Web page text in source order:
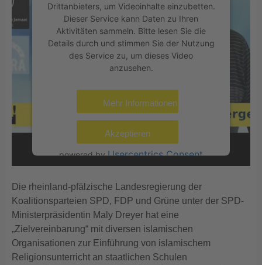
Drittanbieters, um Videoinhalte einzubetten.
Dieser Service kann Daten zu Ihren
Aktivitäten sammeln. Bitte lesen Sie die
Details durch und stimmen Sie der Nutzung
des Service zu, um dieses Video
anzusehen.
Mehr Informationen
Akzeptieren
powered byUsercentrics Consent
Management Platform&eRecht24
Die rheinland-pfälzische Landesregierung der
Koalitionsparteien SPD, FDP und Grüne unter der SPD-
Ministerpräsidentin Maly Dreyer hat eine
„Zielvereinbarung“ mit diversen islamischen
Organisationen zur Einführung von islamischem
Religionsunterricht an staatlichen Schulen